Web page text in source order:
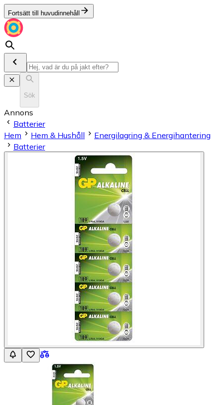
Fortsätt till huvudinnehåll
Sök
Annons
Batterier
Hem
Hem & Hushåll
Energilagring & Energihantering
Batterier